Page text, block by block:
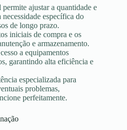
permite ajustar a quantidade e
específica do
de longo prazo.
iniciais de compra e os
e armazenamento.
a equipamentos
garantindo alta eficiência e
especializada para
problemas,
perfeitamente.